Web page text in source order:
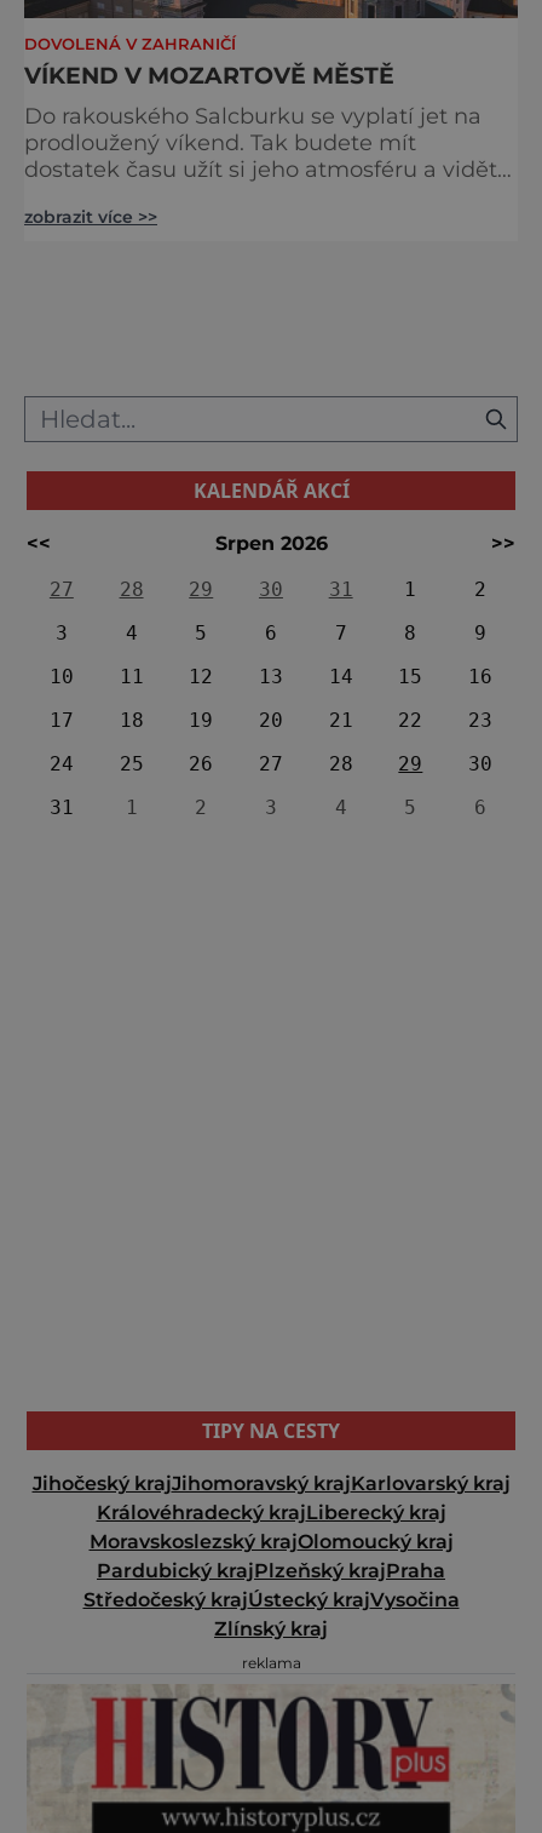
DOVOLENÁ V ZAHRANIČÍ
VÍKEND V MOZARTOVĚ MĚSTĚ
Do rakouského Salcburku se vyplatí jet na
prodloužený víkend. Tak budete mít
dostatek času užít si jeho atmosféru a vidět
štíty hor vás má čím překvapit a nadchnout.
zobrazit více >>
KALENDÁŘ AKCÍ
<< Srpen 2026
>>
27
28 29 30 31 1
2
3
4 5 6 7 8
9
10
11 12 13 14 15
16
17
18 19 20 21 22
23
24
25 26 27 28 29
30
31
1 2 3 4 5 6
TIPY NA CESTY
Jihočeský krajJihomoravský krajKarlovarský kraj
Královéhradecký krajLiberecký kraj
Moravskoslezský krajOlomoucký kraj
Pardubický krajPlzeňský krajPraha
Středočeský krajÚstecký krajVysočina
Zlínský kraj
reklama